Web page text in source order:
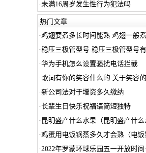
·未满16周岁发生性行为犯法吗
热门文章
·鸡翅要煮多长时间能熟 鸡翅一般
·稳压三极管型号 稳压三极管型号
·华为手机怎么设置骚扰电话拦截
·歌词有你的笑容什么的 关于笑容
·新公司法对于增资多久缴纳
·长辈生日快乐祝福语简短独特
· 昆明盛产什么水果（昆明盛产什么
·鸡蛋用电饭锅蒸多久才会熟（电饭
·2022年罗蒙环球乐园五一开放时间